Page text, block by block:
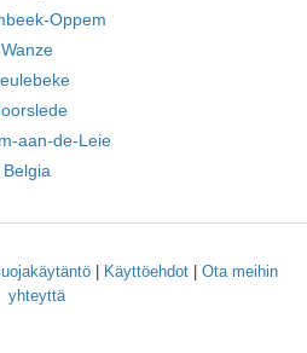
Oppem
Wanze
aan-de-Leie
Belgia
| Käyttöehdot| Ota meihin
yhteyttä